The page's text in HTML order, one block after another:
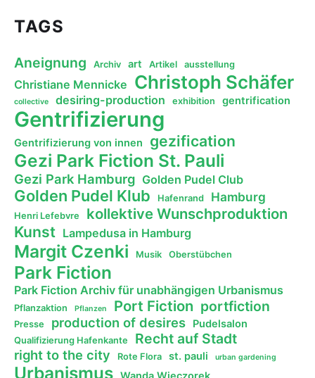
TAGS
Aneignung Archiv art Artikel ausstellung
Christiane Mennicke Christoph Schäfer
collective desiring-production exhibition gentrification
Gentrifizierung
Gentrifizierung von innen gezification
Gezi Park Fiction St. Pauli
Gezi Park Hamburg Golden Pudel Club
Golden Pudel Klub Hafenrand Hamburg
Henri Lefebvre kollektive Wunschproduktion
Kunst Lampedusa in Hamburg
Margit Czenki Musik Oberstübchen
Park Fiction
Park Fiction Archiv für unabhängigen Urbanismus
Pflanzaktion Pflanzen Port Fiction portfiction
Presse production of desires Pudelsalon
Qualifizierung Hafenkante Recht auf Stadt
right to the city Rote Flora st. pauli urban gardening
Urbanismus